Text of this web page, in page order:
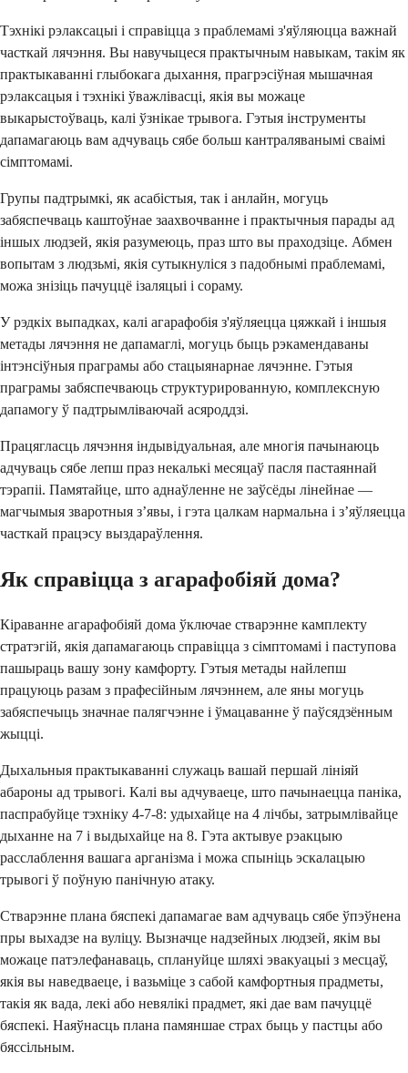
Тэхнікі рэлаксацыі і справіцца з праблемамі з'яўляюцца важнай
часткай лячэння. Вы навучыцеся практычным навыкам, такім як
практыкаванні глыбокага дыхання, прагрэсіўная мышачная
рэлаксацыя і тэхнікі ўважлівасці, якія вы можаце
выкарыстоўваць, калі ўзнікае трывога. Гэтыя інструменты
дапамагаюць вам адчуваць сябе больш кантраляванымі сваімі
сімптомамі.
Групы падтрымкі, як асабістыя, так і анлайн, могуць
забяспечваць каштоўнае заахвочванне і практычныя парады ад
іншых людзей, якія разумеюць, праз што вы праходзіце. Абмен
вопытам з людзьмі, якія сутыкнуліся з падобнымі праблемамі,
можа знізіць пачуццё ізаляцыі і сораму.
У рэдкіх выпадках, калі агарафобія з'яўляецца цяжкай і іншыя
метады лячэння не дапамаглі, могуць быць рэкамендаваны
інтэнсіўныя праграмы або стацыянарнае лячэнне. Гэтыя
праграмы забяспечваюць структурированную, комплексную
дапамогу ў падтрымліваючай асяроддзі.
Працягласць лячэння індывідуальная, але многія пачынаюць
адчуваць сябе лепш праз некалькі месяцаў пасля пастаяннай
тэрапіі. Памятайце, што аднаўленне не заўсёды лінейнае —
магчымыя зваротныя з’явы, і гэта цалкам нармальна і з’яўляецца
часткай працэсу выздараўлення.
Як справіцца з агарафобіяй дома?
Кіраванне агарафобіяй дома ўключае стварэнне камплекту
стратэгій, якія дапамагаюць справіцца з сімптомамі і паступова
пашыраць вашу зону камфорту. Гэтыя метады найлепш
працуюць разам з прафесійным лячэннем, але яны могуць
забяспечыць значнае палягчэнне і ўмацаванне ў паўсядзённым
жыцці.
Дыхальныя практыкаванні служаць вашай першай лініяй
абароны ад трывогі. Калі вы адчуваеце, што пачынаецца паніка,
паспрабуйце тэхніку 4-7-8: удыхайце на 4 лічбы, затрымлівайце
дыханне на 7 і выдыхайце на 8. Гэта актывуе рэакцыю
расслаблення вашага арганізма і можа спыніць эскалацыю
трывогі ў поўную панічную атаку.
Стварэнне плана бяспекі дапамагае вам адчуваць сябе ўпэўнена
пры выхадзе на вуліцу. Вызначце надзейных людзей, якім вы
можаце патэлефанаваць, сплануйце шляхі эвакуацыі з месцаў,
якія вы наведваеце, і вазьміце з сабой камфортныя прадметы,
такія як вада, лекі або невялікі прадмет, які дае вам пачуццё
бяспекі. Наяўнасць плана памяншае страх быць у пастцы або
бяссільным.